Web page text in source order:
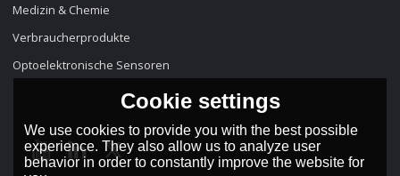
Medizin & Chemie
Verbraucherprodukte
Optoelektronische Sensoren
Cookie settings
We use cookies to provide you with the best possible
experience. They also allow us to analyze user
behavior in order to constantly improve the website for